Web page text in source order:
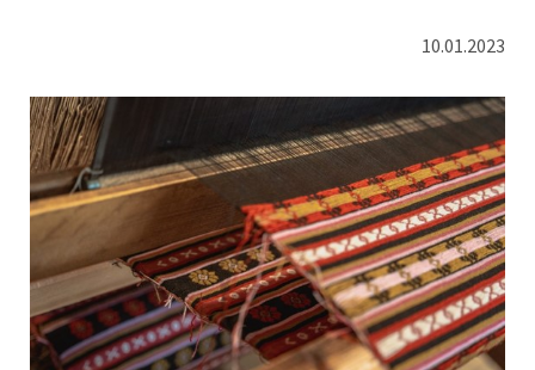
10.01.2023